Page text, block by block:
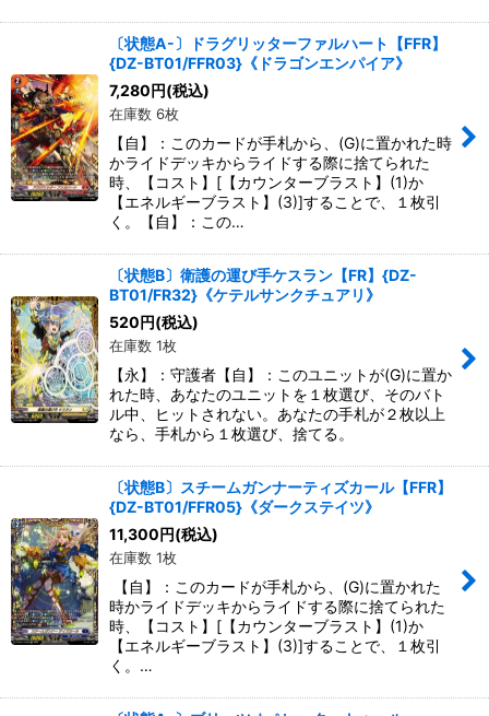
〔状態A-〕ドラグリッターファルハート【FFR】
{DZ-BT01/FFR03}《ドラゴンエンパイア》
7,280円(税込)
在庫数 6枚
【自】：このカードが手札から、(G)に置かれた時
かライドデッキからライドする際に捨てられた
時、【コスト】[【カウンターブラスト】(1)か
【エネルギーブラスト】(3)]することで、１枚引
く。【自】：この…
〔状態B〕衛護の運び手ケスラン【FR】{DZ-
BT01/FR32}《ケテルサンクチュアリ》
520円(税込)
在庫数 1枚
【永】：守護者【自】：このユニットが(G)に置か
れた時、あなたのユニットを１枚選び、そのバト
ル中、ヒットされない。あなたの手札が２枚以上
なら、手札から１枚選び、捨てる。
〔状態B〕スチームガンナーティズカール【FFR】
{DZ-BT01/FFR05}《ダークステイツ》
11,300円(税込)
在庫数 1枚
【自】：このカードが手札から、(G)に置かれた
時かライドデッキからライドする際に捨てられた
時、【コスト】[【カウンターブラスト】(1)か
【エネルギーブラスト】(3)]することで、１枚引
く。…